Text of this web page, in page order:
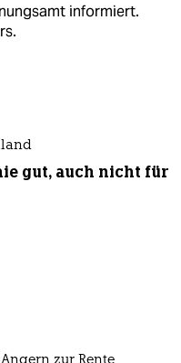
informiert.
gut, auch nicht für